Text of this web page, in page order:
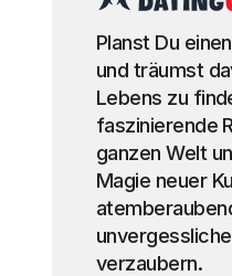
Planst Du
und träumst
Lebens zu
faszinierende
ganzen Welt
Magie neuer
verzaubern.